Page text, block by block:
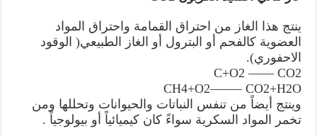
ينتج هذا الغاز من احتراق القمامة واحتراق المواد
العضوية كالفحم أو البترول أو الغاز الطبيعي( الوقود
الاحفوري).
C+O2 —— CO2
CH4+O2——– CO2+H2O
وينتج أيضاً من تنفس النباتات والحيوانات وتحللها ومن
تخمر المواد السكرية سواءً كان كيميائياً أو بيولوجياً .